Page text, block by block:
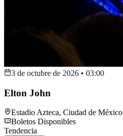
3 de octubre de 2026 • 03:00
Elton John
Estadio Azteca, Ciudad de México
Boletos Disponibles
Tendencia